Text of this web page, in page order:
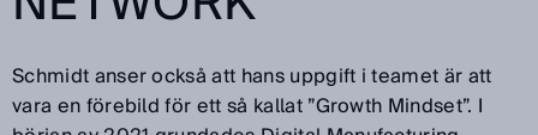
Schmidt anser också att hans uppgift i teamet är att
vara en förebild för ett så kallat ”Growth Mindset”. I